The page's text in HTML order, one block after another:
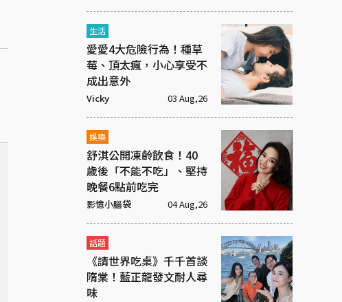
生活
愛愛4大危險行為！種草
莓、頂太瘋，小心享受不
成出意外
Vicky 03 Aug,26
娛樂
舒淇公開凍齡飲食！40
歲後「不能不吃」、堅持
晚餐6點前吃完
影憶小腦袋 04 Aug,26
話題
《請世界吃桌》千千首談
隋棠！藍正龍發文耐人尋
味